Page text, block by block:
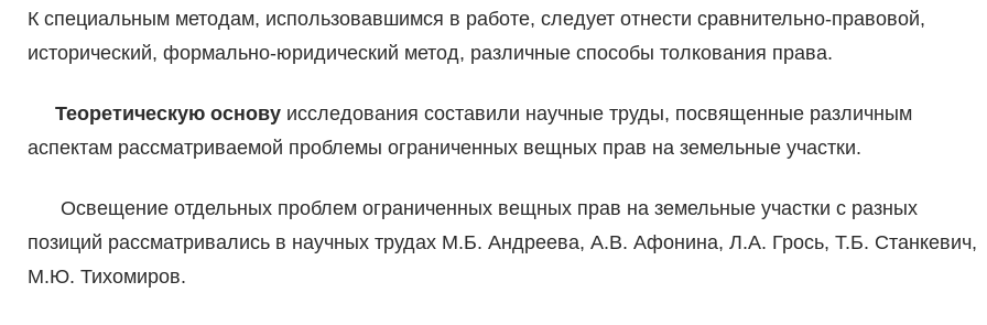
К специальным методам, использовавшимся в работе, следует отнести сравнительно-правовой,
исторический, формально-юридический метод, различные способы толкования права.
Теоретическую основуисследования составили научные труды, посвященные различным
аспектам рассматриваемой проблемы ограниченных вещных прав на земельные участки.
Освещение отдельных проблем ограниченных вещных прав на земельные участки с разных
позиций рассматривались в научных трудах М.Б. Андреева, А.В. Афонина, Л.А. Грось, Т.Б. Станкевич,
М.Ю. Тихомиров.